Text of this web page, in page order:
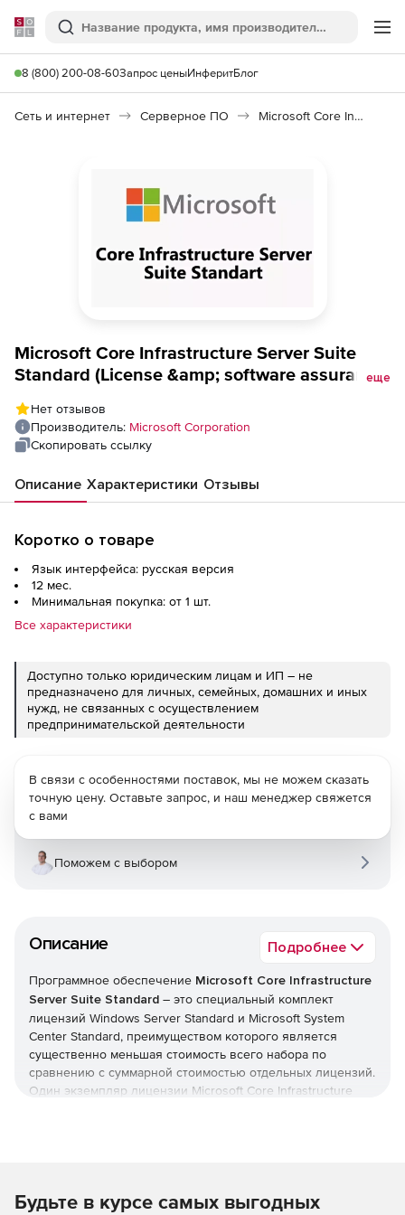
Softline
Поиск
8 (800) 200-08-60Запрос ценыИнферитБлог
Сеть и интернет Серверное ПО Microsoft Core Infrastructure Server Suite Standard
Microsoft Core Infrastructure Server Suite
Standard (License &amp; software assurance,
product 1 Year Acquired Year 1
еще
Нет отзывов
Производитель: Microsoft Corporation
Скопировать ссылку
Описание Характеристики Отзывы
Коротко о товаре
Язык интерфейса: русская версия
12 мес.
Минимальная покупка: от 1 шт.
Все характеристики
Доступно только юридическим лицам и ИП – не
предназначено для личных, семейных, домашних и иных
нужд, не связанных с осуществлением
предпринимательской деятельности
Описание Подробнее
Программное обеспечение Microsoft Core Infrastructure
Server Suite Standard – это специальный комплект
лицензий Windows Server Standard и Microsoft System
Center Standard, преимуществом которого является
существенно меньшая стоимость всего набора по
сравнению с суммарной стоимостью отдельных лицензий.
Один экземпляр лицензии Microsoft Core Infrastructure
Standard:
В связи с особенностями поставок, мы не можем сказать
точную цену. Оставьте запрос, и наш менеджер свяжется
с вами
Поможем с выбором
Будьте в курсе самых выгодных